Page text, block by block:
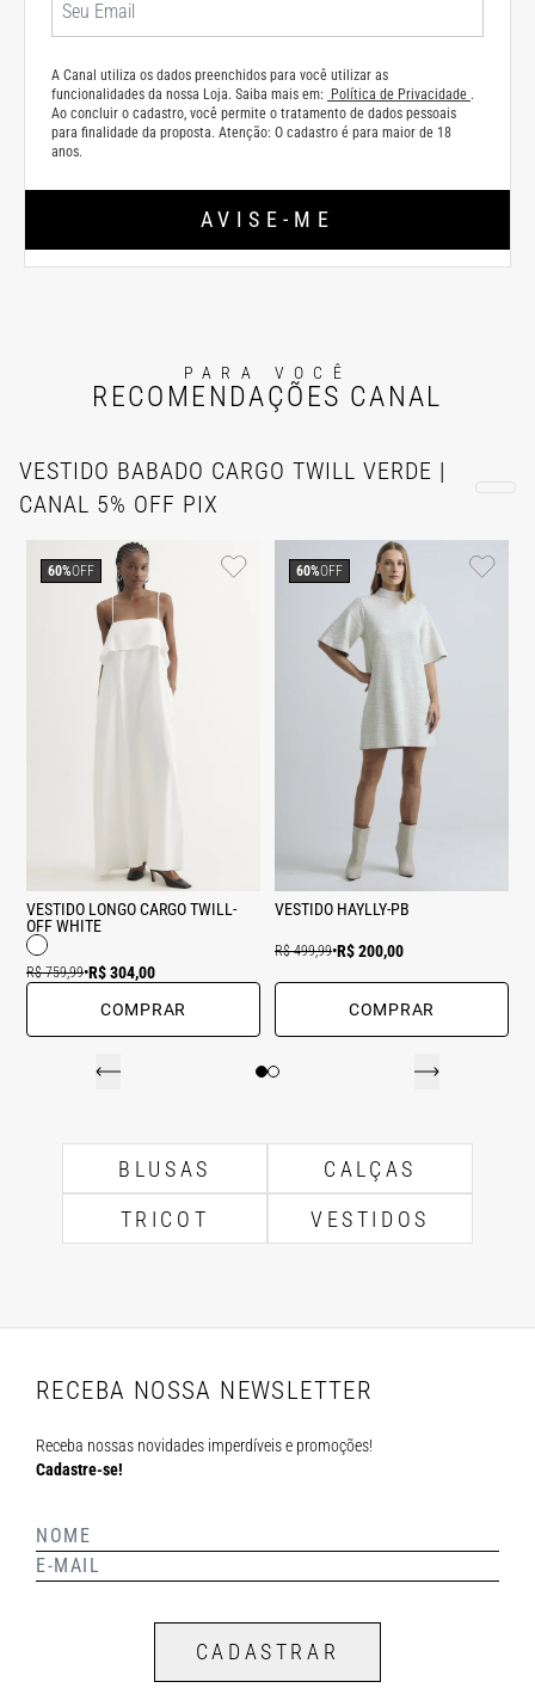
A Canal utiliza os dados preenchidos para você utilizar as
funcionalidades da nossa Loja. Saiba mais em:
Política de Privacidade .
Ao concluir o cadastro, você permite o tratamento de dados pessoais
para finalidade da proposta. Atenção: O cadastro é para maior de 18
anos.
AVISE-ME
PARA VOCÊ
RECOMENDAÇÕES CANAL
VESTIDO BABADO CARGO TWILL VERDE |
CANAL 5% OFF PIX
VESTIDO LONGO CARGO TWILL-
OFF WHITE
R$ 759,99•R$ 304,00
60%OFF
COMPRAR
VESTIDO HAYLLY-PB
R$ 499,99•R$ 200,00
60%OFF
COMPRAR
BLUSAS
CALÇAS
TRICOT
VESTIDOS
RECEBA NOSSA NEWSLETTER
Receba nossas novidades imperdíveis e promoções!
Cadastre-se!
CADASTRAR